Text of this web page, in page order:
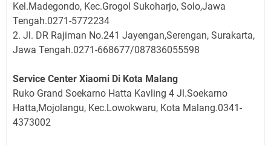
Kel.Madegondo, Kec.Grogol Sukoharjo, Solo,Jawa
Tengah.0271-5772234
2. Jl. DR Rajiman No.241 Jayengan,Serengan, Surakarta,
Jawa Tengah.0271-668677/087836055598
Service Center Xiaomi Di Kota Malang
Ruko Grand Soekarno Hatta Kavling 4 Jl.Soekarno
Hatta,Mojolangu, Kec.Lowokwaru, Kota Malang.0341-
4373002